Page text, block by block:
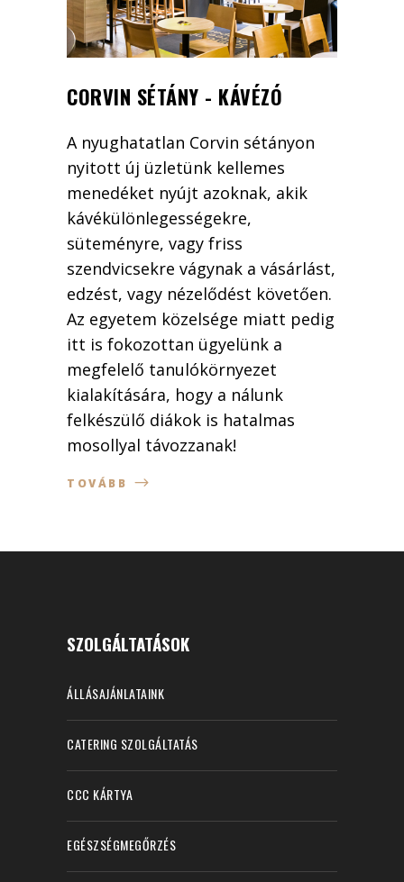
CORVIN SÉTÁNY - KÁVÉZÓ
A nyughatatlan Corvin sétányon
nyitott új üzletünk kellemes
menedéket nyújt azoknak, akik
kávékülönlegességekre,
süteményre, vagy friss
szendvicsekre vágynak a vásárlást,
edzést, vagy nézelődést követően.
Az egyetem közelsége miatt pedig
itt is fokozottan ügyelünk a
megfelelő tanulókörnyezet
kialakítására, hogy a nálunk
felkészülő diákok is hatalmas
mosollyal távozzanak!
TOVÁBB
SZOLGÁLTATÁSOK
ÁLLÁSAJÁNLATAINK
CATERING SZOLGÁLTATÁS
CCC KÁRTYA
EGÉSZSÉGMEGŐRZÉS